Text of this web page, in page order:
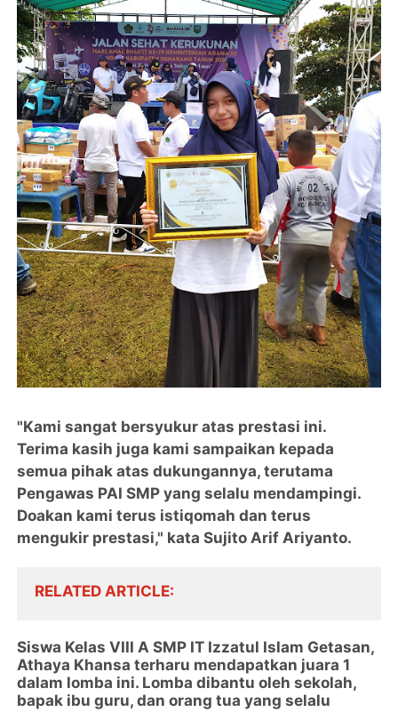
"Kami sangat bersyukur atas prestasi ini.
Terima kasih juga kami sampaikan kepada
semua pihak atas dukungannya, terutama
Pengawas PAI SMP yang selalu mendampingi.
Doakan kami terus istiqomah dan terus
mengukir prestasi," kata Sujito Arif Ariyanto.
RELATED ARTICLE
Siswa Kelas VIII A SMP IT Izzatul Islam Getasan,
Athaya Khansa terharu mendapatkan juara 1
dalam lomba ini. Lomba dibantu oleh sekolah,
bapak ibu guru, dan orang tua yang selalu